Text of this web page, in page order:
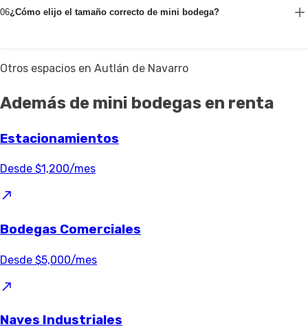
06¿Cómo elijo el tamaño correcto de mini bodega?
Otros espacios en Autlán de Navarro
Además de mini bodegas en renta
Estacionamientos
Desde $1,200/mes
Bodegas Comerciales
Desde $5,000/mes
Naves Industriales